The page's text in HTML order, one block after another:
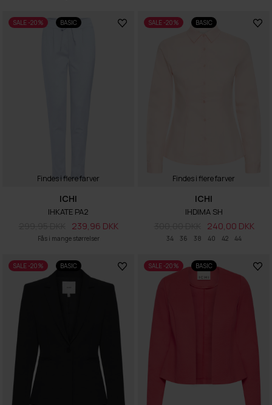
SALE -20% BASIC
Findes i flere farver
Fås i mange størrelser
ICHI
IHKATE PA2
239,96 DKK
SALE -20% BASIC
Findes i flere farver
34 36 38 40 42 44
ICHI
IHDIMA SH
240,00 DKK
SALE -20% BASIC SALE -20% BASIC